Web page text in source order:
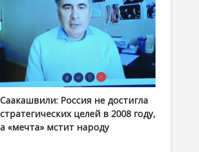
Саакашвили: Россия не достигла
стратегических целей в 2008 году,
а «мечта» мстит народу